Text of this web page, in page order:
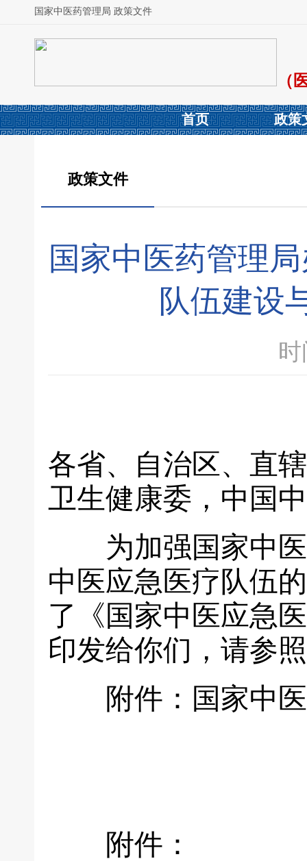
国家中医药管理局 政策文件
（
首页 政策
政策文件
国家中医药管理
队伍建设
各省、自治区、直
卫生健康委，中国
为加强国家中医
中医应急医疗队伍
了《国家中医应急
印发给你们，请参
附件：国家中医
附件：